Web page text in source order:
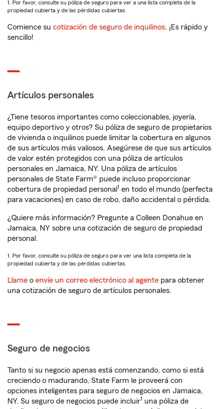
1. Por favor, consulte su póliza de seguro para ver a una lista completa de la
propiedad cubierta y de las pérdidas cubiertas.
Comience su cotización de seguro de inquilinos. ¡Es rápido y
sencillo!
Artículos personales
¿Tiene tesoros importantes como coleccionables, joyería,
equipo deportivo y otros? Su póliza de seguro de propietarios
de vivienda o inquilinos puede limitar la cobertura en algunos
de sus artículos más valiosos. Asegúrese de que sus artículos
de valor estén protegidos con una póliza de artículos
personales en Jamaica, NY. Una póliza de artículos
personales de State Farm® puede incluso proporcionar
cobertura de propiedad personal 1 en todo el mundo (perfecta
para vacaciones) en caso de robo, daño accidental o pérdida.
¿Quiere más información? Pregunte a Colleen Donahue en
Jamaica, NY sobre una cotización de seguro de propiedad
personal.
1. Por favor, consulte su póliza de seguro para ver una lista completa de la
propiedad cubierta y de las pérdidas cubiertas.
Llame o envíe un correo electrónico al agente para obtener
una cotización de seguro de artículos personales.
Seguro de negocios
Tanto si su negocio apenas está comenzando, como si está
creciendo o madurando, State Farm le proveerá con
opciones inteligentes para seguro de negocios en Jamaica,
NY. Su seguro de negocios puede incluir1 una póliza de